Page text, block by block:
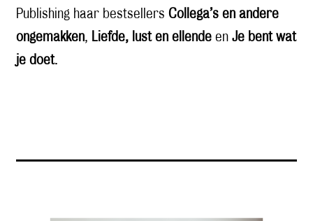
Publishing haar bestsellers Collega’s en andere
ongemakken, Liefde, lust en ellende en Je bent wat
je doet.